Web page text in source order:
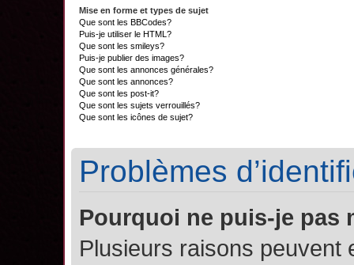
Mise en forme et types de sujet
Que sont les BBCodes?
Puis-je utiliser le HTML?
Que sont les smileys?
Puis-je publier des images?
Que sont les annonces générales?
Que sont les annonces?
Que sont les post-it?
Que sont les sujets verrouillés?
Que sont les icônes de sujet?
Problèmes
Pourquoi ne puis-je pas
Plusieurs raisons peuvent